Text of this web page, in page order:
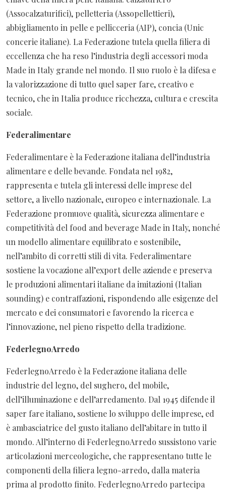
(Assocalzaturifici), pelletteria (Assopellettieri),
abbigliamento in pelle e pellicceria (AIP), concia (Unic
concerie italiane). La Federazione tutela quella filiera di
eccellenza che ha reso l’industria degli accessori moda
Made in Italy grande nel mondo. Il suo ruolo è la difesa e
la valorizzazione di tutto quel saper fare, creativo e
tecnico, che in Italia produce ricchezza, cultura e crescita
sociale.
Federalimentare
Federalimentare è la Federazione italiana dell’industria
alimentare e delle bevande. Fondata nel 1982,
rappresenta e tutela gli interessi delle imprese del
settore, a livello nazionale, europeo e internazionale. La
Federazione promuove qualità, sicurezza alimentare e
competitività del food and beverage Made in Italy, nonché
un modello alimentare equilibrato e sostenibile,
nell’ambito di corretti stili di vita. Federalimentare
sostiene la vocazione all’export delle aziende e preserva
le produzioni alimentari italiane da imitazioni (Italian
sounding) e contraffazioni, rispondendo alle esigenze del
mercato e dei consumatori e favorendo la ricerca e
l’innovazione, nel pieno rispetto della tradizione.
FederlegnoArredo
FederlegnoArredo è la Federazione italiana delle
industrie del legno, del sughero, del mobile,
dell’illuminazione e dell’arredamento. Dal 1945 difende il
saper fare italiano, sostiene lo sviluppo delle imprese, ed
è ambasciatrice del gusto italiano dell’abitare in tutto il
mondo. All’interno di FederlegnoArredo sussistono varie
articolazioni merceologiche, che rappresentano tutte le
componenti della filiera legno-arredo, dalla materia
prima al prodotto finito. FederlegnoArredo partecipa